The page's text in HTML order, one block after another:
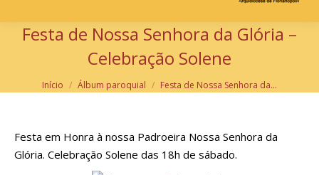
Festa de Nossa Senhora da Glória –
Celebração Solene
Você está aqui:
Início Álbum paroquial Festa de Nossa Senhora da…
Festa em Honra à nossa Padroeira Nossa Senhora da
Glória. Celebração Solene das 18h de sábado.